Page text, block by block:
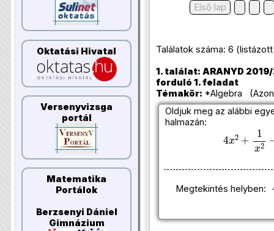
Oktatási Hivatal
Versenyvizsga
portál
Matematika
Portálok
Berzsenyi Dániel
Gimnázium
Első lap
Találatok száma: 6
1. találat: ARANYD
forduló 1. feladat
Témakör: *Algebra
Oldjuk meg az alábbi
halmazán:
4 x2 x
Megtekintés helyben: